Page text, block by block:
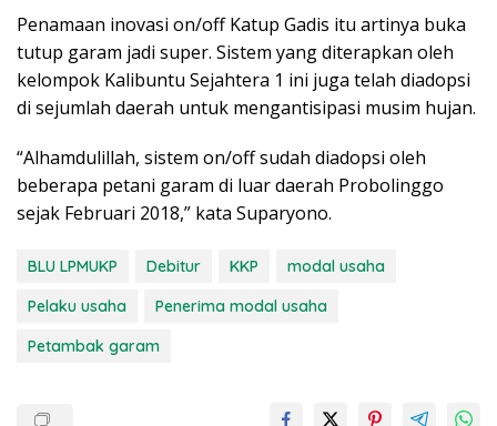
Penamaan inovasi on/off Katup Gadis itu artinya buka
tutup garam jadi super. Sistem yang diterapkan oleh
kelompok Kalibuntu Sejahtera 1 ini juga telah diadopsi
di sejumlah daerah untuk mengantisipasi musim hujan.
“Alhamdulillah, sistem on/off sudah diadopsi oleh
beberapa petani garam di luar daerah Probolinggo
sejak Februari 2018,” kata Suparyono.
BLU LPMUKP Debitur KKP
modal usaha
Pelaku usaha
Penerima modal usaha
Petambak garam